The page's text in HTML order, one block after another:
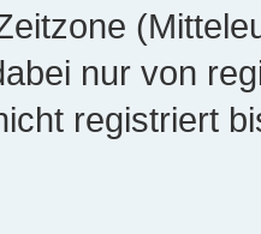
nur von
registriert